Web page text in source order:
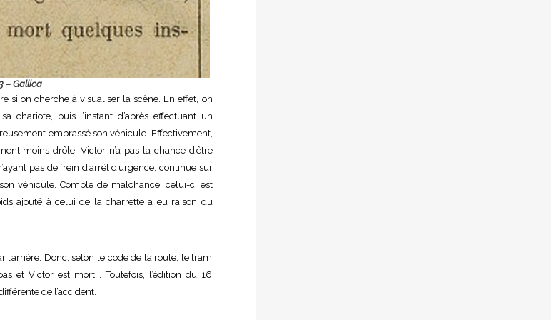
– Gallica
si on cherche à visualiser la scène. En effet, on
chariote, puis l’instant d’après effectuant un
embrassé son véhicule. Effectivement,
moins drôle. Victor n’a pas la chance d’être
pas de frein d’arrêt d’urgence, continue sur
véhicule. Comble de malchance, celui-ci est
ajouté à celui de la charrette a eu raison du
Donc, selon le code de la route, le tram
et Victor est mort . Toutefois, l’édition du 16
de l’accident.